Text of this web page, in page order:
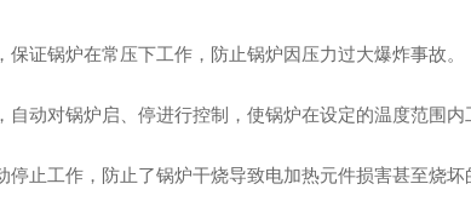
证锅炉在常压下工作，防止锅炉因压力过大爆炸事故。
动对锅炉启、停进行控制，使锅炉在设定的温度范围内
止工作，防止了锅炉干烧导致电加热元件损害甚至烧坏